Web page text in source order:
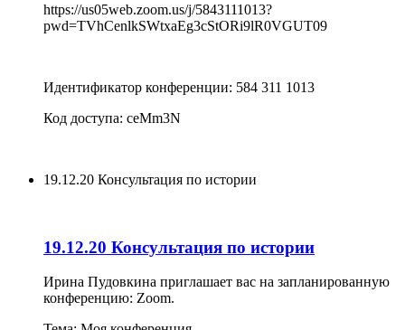
https://us05web.zoom.us/j/5843111013?
pwd=TVhCenlkSWtxaEg3cStORi9lR0VGUT09
Идентификатор конференции: 584 311 1013
Код доступа: ceMm3N
19.12.20 Консультация по истории
19.12.20 Консультация по истории
Ирина Пудовкина приглашает вас на запланированную
конференцию: Zoom.